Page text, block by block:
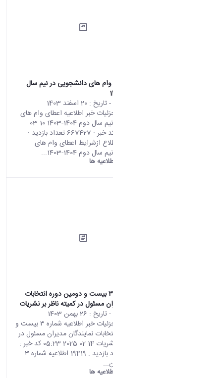
اطلاعیه اعطای وام های دانشجویی در نیم سال
- تاریخ : 20 اسفند 1403
صفحه اصلی جزئیات خبر اطلاعیه اعطای وام های
دانشجویی در نیم سال دوم 1404-1403 10 03
2025 07:53 کد خبر : 667427 تعداد بازدید :
19439 برای اطلاع ازشرایط اعطای وام های
دانشجویی در نیم سال دوم 1404-1403...
اطلاعیه ها
اطلاعیه شماره ۳ بیست و دومین دوره انتخابات
نمایندگان مدیران مسئول در کمیته ناظر بر نشریات
- تاریخ : 26 بهمن 1403
صفحه اصلی جزئیات خبر اطلاعیه شماره ۳ بیست و
دومین دوره انتخابات نمایندگان مدیران مسئول در
کمیته ناظر بر نشریات 14 02 2025 05:23 کد خبر :
667693 تعداد بازدید : 19419 اطلاعیه شماره ۳
بیست و دومین...
اطلاعیه ها